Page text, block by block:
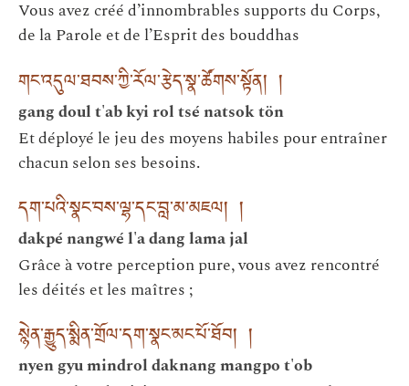
Vous avez créé d’innombrables supports du Corps,
de la Parole et de l’Esprit des bouddhas
གང་འདུལ་ཐབས་ཀྱི་རོལ་རྩེད་སྣ་ཚོགས་སྟོན། །
gang doul t'ab kyi rol tsé natsok tön
Et déployé le jeu des moyens habiles pour entraîner
chacun selon ses besoins.
དག་པའི་སྣང་བས་ལྷ་དང་བླ་མ་མཇལ། །
dakpé nangwé l'a dang lama jal
Grâce à votre perception pure, vous avez rencontré
les déités et les maîtres ;
སྙེན་རྒྱུད་སྨིན་གྲོལ་དག་སྣང་མང་པོ་ཐོབ། །
nyen gyu mindrol daknang mangpo t'ob